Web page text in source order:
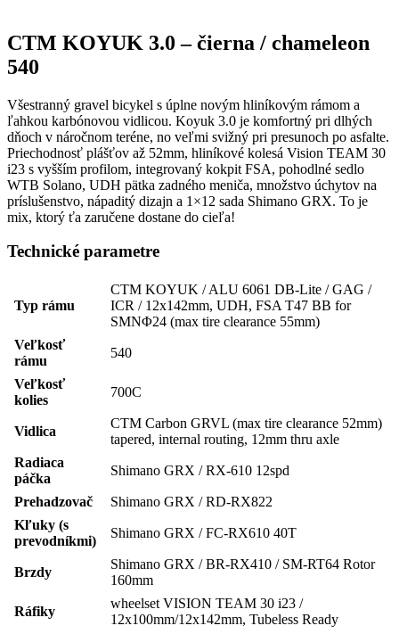
CTM KOYUK 3.0 – čierna / chameleon
540
Všestranný gravel bicykel s úplne novým hliníkovým rámom a
ľahkou karbónovou vidlicou. Koyuk 3.0 je komfortný pri dlhých
dňoch v náročnom teréne, no veľmi svižný pri presunoch po asfalte.
Priechodnosť plášťov až 52mm, hliníkové kolesá Vision TEAM 30
i23 s vyšším profilom, integrovaný kokpit FSA, pohodlné sedlo
WTB Solano, UDH pätka zadného meniča, množstvo úchytov na
príslušenstvo, nápaditý dizajn a 1×12 sada Shimano GRX. To je
mix, ktorý ťa zaručene dostane do cieľa!
Technické parametre
Typ rámu
CTM KOYUK / ALU 6061 DB-Lite / GAG /
ICR / 12x142mm, UDH, FSA T47 BB for
SMNΦ24 (max tire clearance 55mm)
Veľkosť
rámu
540
Veľkosť
kolies
700C
Vidlica
CTM Carbon GRVL (max tire clearance 52mm)
tapered, internal routing, 12mm thru axle
Radiaca
páčka
Shimano GRX / RX-610 12spd
Prehadzovač
Shimano GRX / RD-RX822
Kľuky (s
prevodníkmi)
Shimano GRX / FC-RX610 40T
Brzdy
Shimano GRX / BR-RX410 / SM-RT64 Rotor
160mm
Ráfiky
wheelset VISION TEAM 30 i23 /
12x100mm/12x142mm, Tubeless Ready